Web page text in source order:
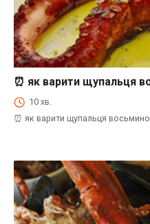
⏰Енциклопедія Coofood. Як
⏰ як варити щупальця
10 хв.
⏰ як варити щупальця